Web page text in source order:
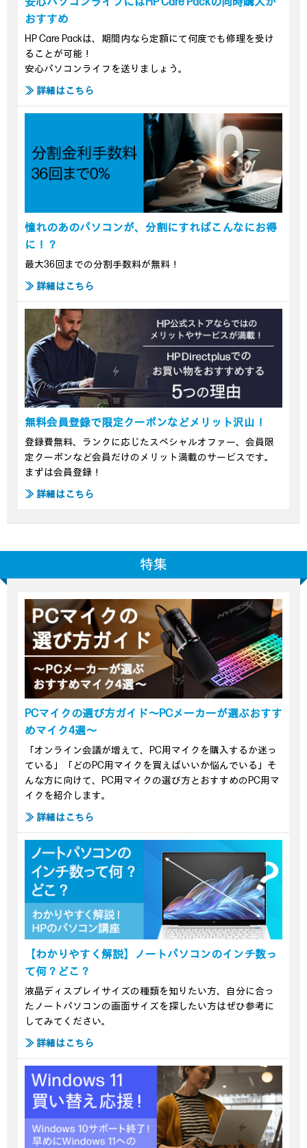
おすすめ
HP Care Packは、期間内なら定額にて何度でも修理を受け
ることが可能！
安心パソコンライフを送りましょう。
≫ 詳細はこちら
憧れのあのパソコンが、分割にすればこんなにお得
に！？
最大36回までの分割手数料が無料！
≫ 詳細はこちら
無料会員登録で限定クーポンなどメリット沢山！
登録費無料、ランクに応じたスペシャルオファー、会員限
定クーポンなど会員だけのメリット満載のサービスです。
まずは会員登録！
≫ 詳細はこちら
特集
PCマイクの選び方ガイド～PCメーカーが選ぶおすす
めマイク4選～
「オンライン会議が増えて、PC用マイクを購入するか迷っ
ている」「どのPC用マイクを買えばいいか悩んでいる」そ
んな方に向けて、PC用マイクの選び方とおすすめのPC用マ
イクを紹介します。
≫ 詳細はこちら
【わかりやすく解説】ノートパソコンのインチ数っ
て何？どこ？
液晶ディスプレイサイズの種類を知りたい方、自分に合っ
たノートパソコンの画面サイズを探したい方はぜひ参考に
してみてください。
≫ 詳細はこちら